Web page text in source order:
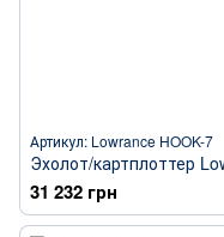
Артикул: Lowrance HOOK-7
Эхолот/картплоттер
31 232 грн